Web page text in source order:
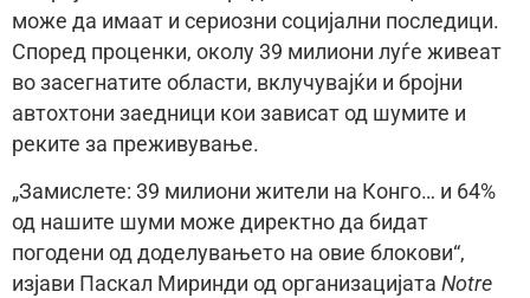
може да имаат и сериозни социјални последици.
Според проценки, околу 39 милиони луѓе живеат
во засегнатите области, вклучувајќи и бројни
автохтони заедници кои зависат од шумите и
реките за преживување.
„Замислете: 39 милиони жители на Конго… и 64%
од нашите шуми може директно да бидат
погодени од доделувањето на овие блокови“,
изјави Паскал Миринди од организацијата Notre